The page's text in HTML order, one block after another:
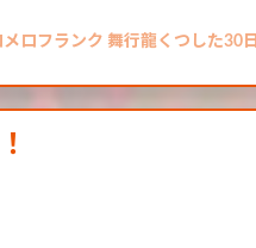
ロフランク 舞行龍くつした30日